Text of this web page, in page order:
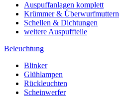
Auspuffanlagen komplett
Krümmer & Überwurfmuttern
Schellen & Dichtungen
weitere Auspuffteile
Beleuchtung
Blinker
Glühlampen
Rückleuchten
Scheinwerfer